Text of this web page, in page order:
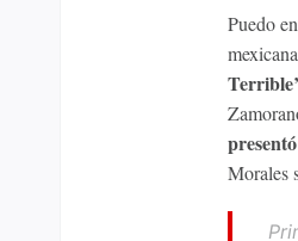
Puedo
Morales